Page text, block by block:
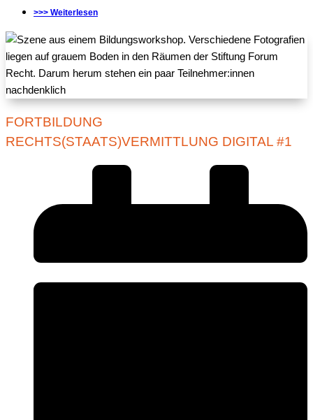
>>> Weiterlesen
FORTBILDUNG
RECHTS(STAATS)VERMITTLUNG DIGITAL #1